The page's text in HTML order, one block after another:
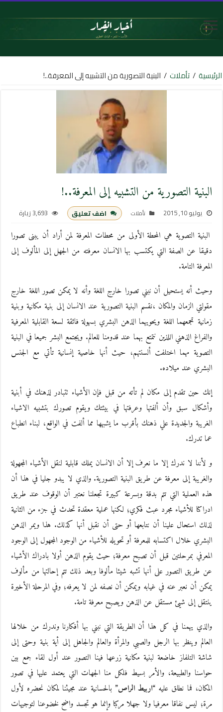
الرئيسية / تأملات / البنية التصورية من التشبيه إلى المعرفة..!
البنية التصورية من التشبيه إلى المعرفة..!
يوليو 10, 2015 تأملات اضف تعليق 3,693 زيارة
البنية التصوية هي المحطة الأولى من محطات المعرفة لمن أراد أن يبنى تصورا
دقيقا عن الصفة التي يكتسب بها الانسان معرفته من الجهل إلى المألوف إلى
المعرفة التامة.
وحيث أنه يستحيل أن نبني تصورا خارج اللغة وأنه لا يمكن تصور اللغة خارج
مقولتي الزمان والمكان ،نقسم البنية التصورية عند الانسان إلى بنية مكانية وبنية
زمانية تجمعهما اللغة ويحويهما الذهن البشري بسهولة فائقة لسعة القابلية المعرفية
والفراغ الذهني اللذين نتمتع بهما عند قدومنا للعالم. ويجتمع البشر جميعا في البنية
التصوية مهما اختلفت ألسنتهم، حيث أنها خاصية إنسانية تأتي مع الجنس
البشري عند ميلاده.
إنك حين تقدم إلى مكان لم تأته من قبل فإن الأشياء تتبادر لذهنك في أبنية
وأشكال سبق وأن ألفتها وعرفتها في بيئتك ويقوم تصورك بتشبيه الاشياء
الغريبة والجديدة علي ذهنك بأقرب ما يشبهها مما ألفت في الواقع، لبناء انطباع
عما تدرك.
و لأننا لا ندرك إلا ما نعرف إلا أن الانسان يملك قابلية لنقل الأشياء المجهولة
والغريبة إلى معرفة عن طريق البنية التصورية. والذي لا يبدو جليا في هذا أن
هذه العملية التي تتم بدقة وبسرعة كبيرة تجعلنا نعتبر أن الوقوف عند طريق
ادراكنا للأشياء مجرد عبث فكري؛ لكنها عملية معقدة تحدث في جزء من الثانية
لذلك استحال علينا أن نتابعها أو حتى أن نقبل أنها كذلك. هذا ويمر الذهن
البشري خلال اكتسابه للمعرفة أو تحويله للأشياء من الوجود المجهول إلى الوجود
المعرفي بمرحلتين قبل أن تصبح معرفة؛ حيث يقوم الذهن أولا بادراك الأشياء
عن طريق التصور على أنها تشبه شيئا مألوفا وبعد ذلك تتم إحالتها من مألوف
يمكن أن نعبر عنه في غيابه ويمكن أن نصفه لمن لا يعرفه؛ وفي المرحلة الأخيرة
ينتقل إلى شيئ مستقل عن الذهن ويصبح معرفة تامة.
والذي يهمنا في كل هذا أن الطريقة التي نبني بها أفكارنا وندرك من خلالها
العالم وينظر بها الرجل والصبي والمرأة والعالم والجاهل إلى أية بنية وحتى إلى
شاشة التلفاز خاضعة لبنية مكانية زرعها فينا التصور عند أول لقاء جمع بين
حواسنا والطبيعة، والأمر بسيط فلكل منا الجهات التي يعتمد عليها في تصور
المكان، فما نطلق عليه “اربيط الراص”بالحسانية عند مجيئنا لمكان نحضره لأول
مرة؛ ليس نفاقا معرفيا ولا جهلا مركبا وإنما هو تجسد واضح لخضوعنا لتوجيهات